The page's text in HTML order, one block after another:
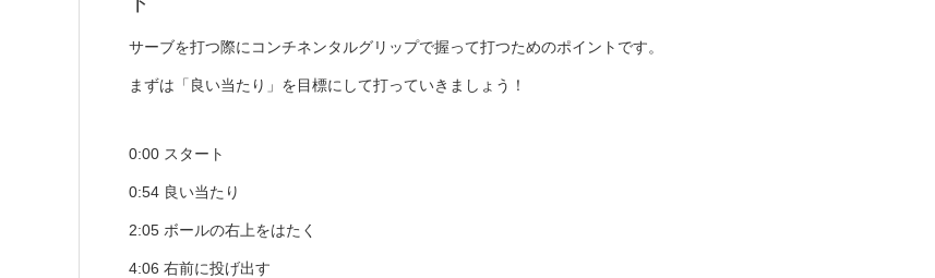
サーブを打つ際にコンチネンタルグリップで握って打つためのポイントです。
まずは「良い当たり」を目標にして打っていきましょう！
0:00 スタート
0:54 良い当たり
2:05 ボールの右上をはたく
4:06 右前に投げ出す